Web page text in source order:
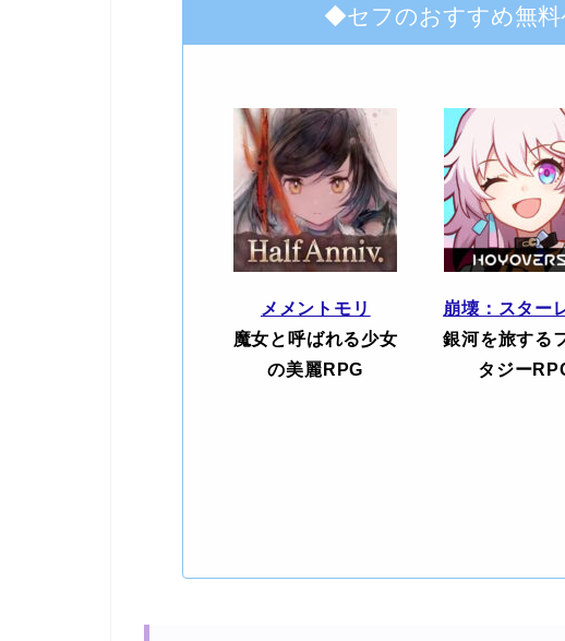
◆セフのおすすめ無
メメントモリ
魔女と呼ばれる少女
の美麗RPG
崩壊：スター
銀河を旅する
タジー